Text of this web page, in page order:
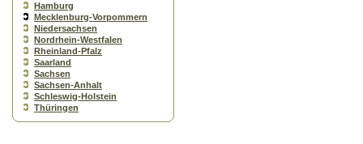
Hamburg
Mecklenburg-Vorpommern
Niedersachsen
Nordrhein-Westfalen
Rheinland-Pfalz
Saarland
Sachsen
Sachsen-Anhalt
Schleswig-Holstein
Thüringen